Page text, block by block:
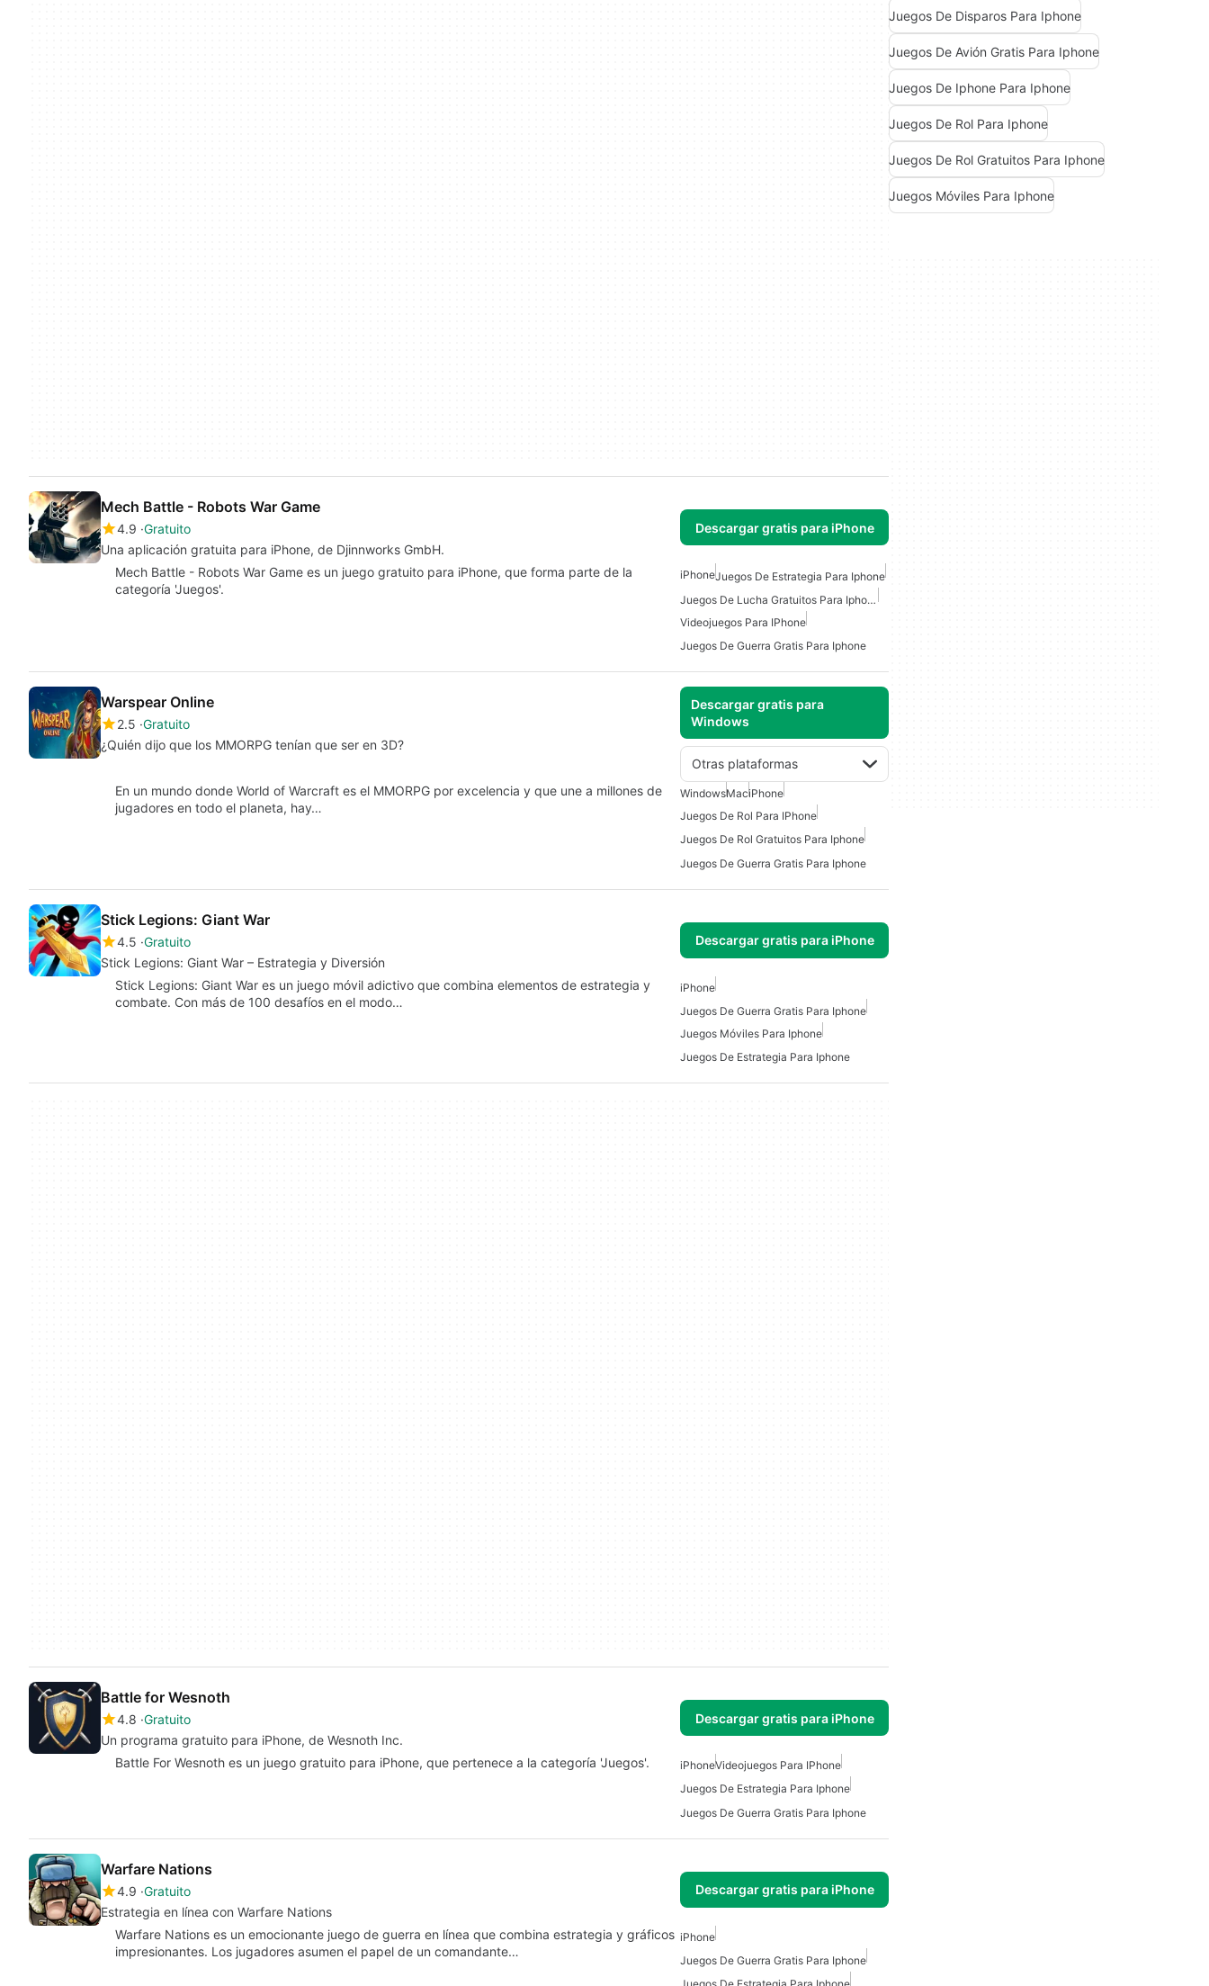
Mech Battle - Robots War Game
4.9 Gratuito
Una aplicación gratuita para iPhone, de Djinnworks GmbH.
Descargar gratis para iPhone
Mech Battle - Robots War Game es un juego gratuito para iPhone, que forma parte de la
categoría 'Juegos'.
iPhoneJuegos De Estrategia Para Iphone
Juegos De Lucha Gratuitos Para Iphone
Videojuegos Para IPhone
Juegos De Guerra Gratis Para Iphone
Warspear Online
2.5 Gratuito
¿Quién dijo que los MMORPG tenían que ser en 3D?
Descargar gratis para
Windows
Otras plataformas
En un mundo donde World of Warcraft es el MMORPG por excelencia y que une a millones de
jugadores en todo el planeta, hay…
WindowsMaciPhone
Juegos De Rol Para IPhone
Juegos De Rol Gratuitos Para Iphone
Juegos De Guerra Gratis Para Iphone
Stick Legions: Giant War
4.5 Gratuito
Stick Legions: Giant War – Estrategia y Diversión
Descargar gratis para iPhone
Stick Legions: Giant War es un juego móvil adictivo que combina elementos de estrategia y
combate. Con más de 100 desafíos en el modo…
iPhone
Juegos De Guerra Gratis Para Iphone
Juegos Móviles Para Iphone
Juegos De Estrategia Para Iphone
Battle for Wesnoth
4.8 Gratuito
Un programa gratuito para iPhone, de Wesnoth Inc.
Descargar gratis para iPhone
Battle For Wesnoth es un juego gratuito para iPhone, que pertenece a la categoría 'Juegos'. iPhoneVideojuegos Para IPhone
Juegos De Estrategia Para Iphone
Juegos De Guerra Gratis Para Iphone
Warfare Nations
4.9 Gratuito
Estrategia en línea con Warfare Nations
Descargar gratis para iPhone
Warfare Nations es un emocionante juego de guerra en línea que combina estrategia y gráficos
impresionantes. Los jugadores asumen el papel de un comandante…
iPhone
Juegos De Guerra Gratis Para Iphone
Juegos De Disparos Para Iphone
Juegos De Avión Gratis Para Iphone
Juegos De Iphone Para Iphone
Juegos De Rol Para Iphone
Juegos De Rol Gratuitos Para Iphone
Juegos Móviles Para Iphone